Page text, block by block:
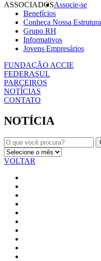
ASSOCIADOSAssocie-se
Benefícios
Conheça Nossa Estrutura
Grupo RH
Informativos
Jovens Empresários
FUNDAÇÃO ACCIE
FEDERASUL
PARCEIROS
NOTÍCIAS
CONTATO
NOTÍCIA
VOLTAR